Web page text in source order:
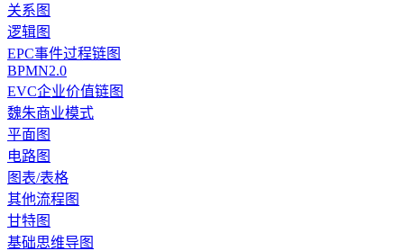
关系图
逻辑图
EPC事件过程链图
BPMN2.0
EVC企业价值链图
魏朱商业模式
平面图
电路图
图表/表格
其他流程图
甘特图
基础思维导图